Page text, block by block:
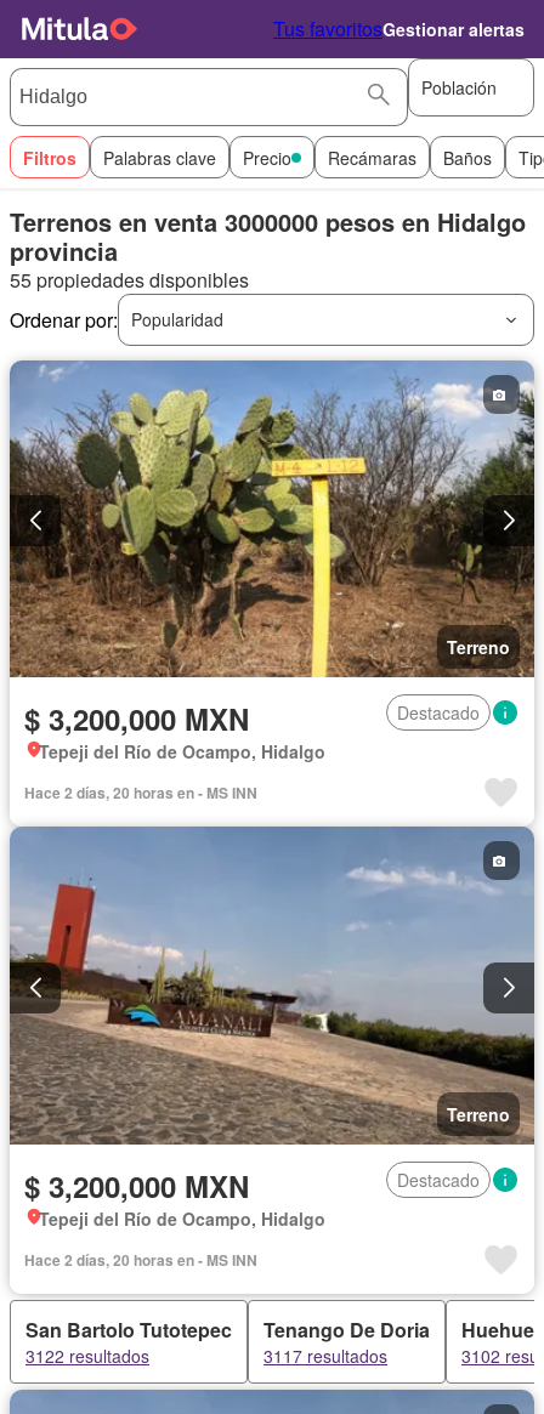
Tus favoritosGestionar alertas
Población
Filtros Palabras clave Precio Recámaras Baños
Terrenos en venta 3000000 pesos en Hidalgo
provincia
55 propiedades disponibles
Ordenar por:
Popularidad
Terreno
$ 3,200,000 MXN
Destacado
Tepeji del Río de Ocampo, Hidalgo
Hace 2 días, 20 horas en - MS INN
Terreno
$ 3,200,000 MXN
Destacado
Tepeji del Río de Ocampo, Hidalgo
Hace 2 días, 20 horas en - MS INN
San Bartolo Tutotepec
3122 resultados
Tenango De Doria
3117 resultados 3102